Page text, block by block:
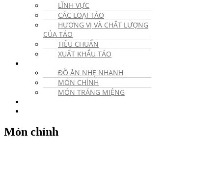
LĨNH VỰC
CÁC LOẠI TÁO
HƯƠNG VỊ VÀ CHẤT LƯỢNG
CỦA TÁO
TIÊU CHUẨN
XUẤT KHẨU TÁO
ĐỒ ĂN NHẸ NHANH
MÓN CHÍNH
MÓN TRÁNG MIỆNG
Món chính